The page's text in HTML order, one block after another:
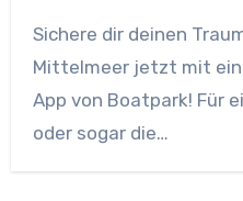
Sichere dir deinen
Mittelmeer jetzt mit
App von Boatpark! Für
oder sogar die…